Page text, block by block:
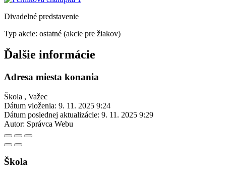
Divadelné predstavenie
Typ akcie: ostatné (akcie pre žiakov)
Ďalšie informácie
Adresa miesta konania
Škola , Važec
Dátum vloženia: 9. 11. 2025 9:24
Dátum poslednej aktualizácie: 9. 11. 2025 9:29
Autor: Správca Webu
Škola